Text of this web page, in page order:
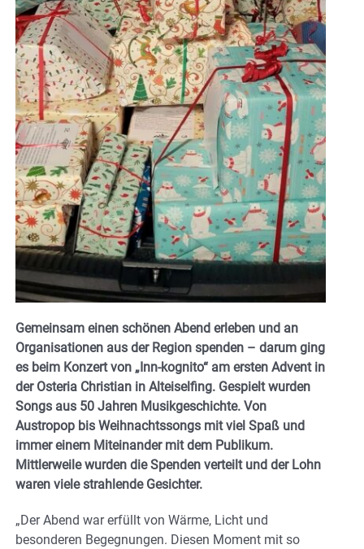
Gemeinsam einen schönen Abend erleben und an
Organisationen aus der Region spenden – darum ging
es beim Konzert von „Inn-kognito“ am ersten Advent in
der Osteria Christian in Alteiselfing. Gespielt wurden
Songs aus 50 Jahren Musikgeschichte. Von
Austropop bis Weihnachtssongs mit viel Spaß und
immer einem Miteinander mit dem Publikum.
Mittlerweile wurden die Spenden verteilt und der Lohn
waren viele strahlende Gesichter.
„Der Abend war erfüllt von Wärme, Licht und
besonderen Begegnungen. Diesen Moment mit so